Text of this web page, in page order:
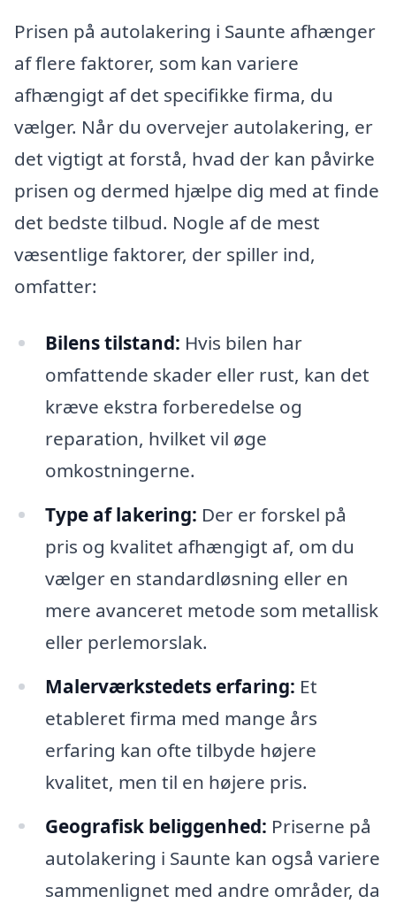
Prisen på autolakering i Saunte afhænger
af flere faktorer, som kan variere
afhængigt af det specifikke firma, du
vælger. Når du overvejer autolakering, er
det vigtigt at forstå, hvad der kan påvirke
prisen og dermed hjælpe dig med at finde
det bedste tilbud. Nogle af de mest
væsentlige faktorer, der spiller ind,
omfatter:
Bilens tilstand: Hvis bilen har
omfattende skader eller rust, kan det
kræve ekstra forberedelse og
reparation, hvilket vil øge
omkostningerne.
Type af lakering: Der er forskel på
pris og kvalitet afhængigt af, om du
vælger en standardløsning eller en
mere avanceret metode som metallisk
eller perlemorslak.
Malerværkstedets erfaring: Et
etableret firma med mange års
erfaring kan ofte tilbyde højere
kvalitet, men til en højere pris.
Geografisk beliggenhed: Priserne på
autolakering i Saunte kan også variere
sammenlignet med andre områder, da